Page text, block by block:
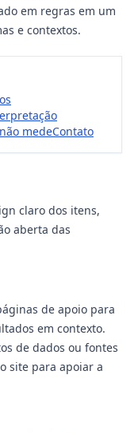
em regras em um
e contextos.
medeContato
claro dos itens,
aberta das
de apoio para
em contexto.
de dados ou fontes
site para apoiar a